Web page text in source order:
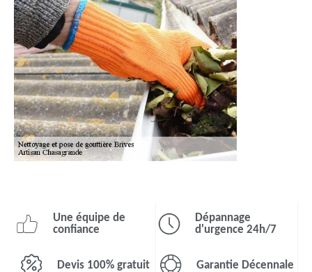
Une équipe de
confiance
Dépannage
d'urgence 24h/7
Devis 100% gratuit Garantie Décennale